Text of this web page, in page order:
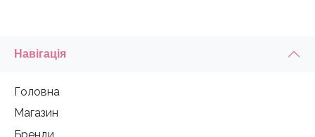
Навігація
Головна
Магазин